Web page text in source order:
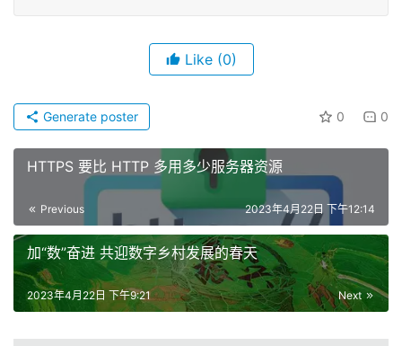
Like (0)
0 0
Generate poster
HTTPS 要比 HTTP 多用多少服务器资源
Previous 2023年4月22日 下午12:14
加“数”奋进 共迎数字乡村发展的春天
Next
2023年4月22日 下午9:21